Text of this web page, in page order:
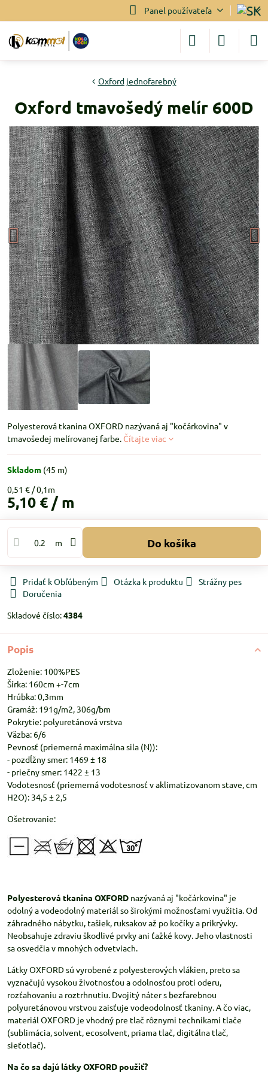
Panel používateľa
Oxford jednofarebný
Oxford tmavošedý melír 600D
Polyesterová tkanina OXFORD nazývaná aj "kočárkovina" v
tmavošedej melírovanej farbe. Čítajte viac
Skladom (45 m)
0,51 €
5,10 € / m
m Do košíka
Pridať k Obľúbeným Otázka k produktu
Strážny pes
Doručenia
Skladové číslo:4384
Popis
Zloženie: 100%PES
Šírka: 160cm +-7cm
Hrúbka: 0,3mm
Gramáž: 191g/m2, 306g/bm
Pokrytie: polyuretánová vrstva
Väzba: 6/6
Pevnosť (priemerná maximálna sila (N)):
- pozdĺžny smer: 1469 ± 18
- priečny smer: 1422 ± 13
Vodotesnosť (priemerná vodotesnosť v aklimatizovanom stave, cm
H2O): 34,5 ± 2,5
Ošetrovanie:
Polyesterová tkanina OXFORD nazývaná aj "kočárkovina" je
odolný a vodeodolný materiál so širokými možnosťami využitia. Od
záhradného nábytku, tašiek, ruksakov až po kočíky a prikrývky.
Neobsahuje zdraviu škodlivé prvky ani ťažké kovy. Jeho vlastnosti
sa osvedčia v mnohých odvetviach.
Látky OXFORD sú vyrobené z polyesterových vlákien, preto sa
vyznačujú vysokou životnosťou a odolnosťou proti oderu,
rozťahovaniu a roztrhnutiu. Dvojitý náter s bezfarebnou
polyuretánovou vrstvou zaisťuje vodeodolnosť tkaniny. A čo viac,
materiál OXFORD je vhodný pre tlač rôznymi technikami tlače
(sublimácia, solvent, ecosolvent, priama tlač, digitálna tlač,
sieťotlač).
Na čo sa dajú látky OXFORD použiť?